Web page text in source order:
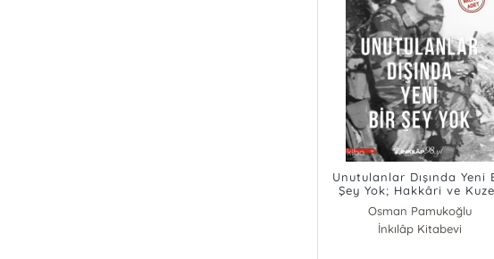
Unutulanlar Dışında Yeni
Şey Yok; Hakkâri ve
Irak Dağlarındaki Askerler
Osman Pamukoğlu
İnkılâp Kitabevi